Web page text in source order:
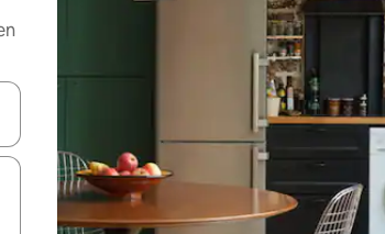
nach oben und unten oder erkunde die